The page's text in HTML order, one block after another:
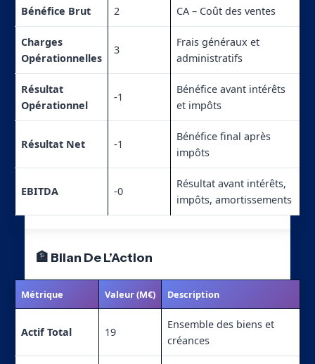
Bénéfice Brut 2 CA – Coût des ventes
Charges
Opérationnelles
3
Frais généraux et
administratifs
Résultat
Opérationnel
-1
Bénéfice avant intérêts
et impôts
Résultat Net -1
Bénéfice final après
impôts
EBITDA -0
Résultat avant intérêts,
impôts, amortissements
🏦 Bilan De L’Action
Métrique Valeur (M€) Description
Actif Total 19
Ensemble des biens et
créances